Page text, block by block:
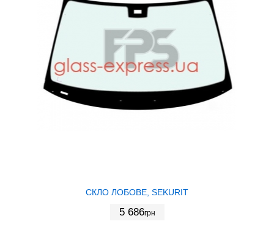
СКЛО ЛОБОВЕ, SEKURIT
5 686грн